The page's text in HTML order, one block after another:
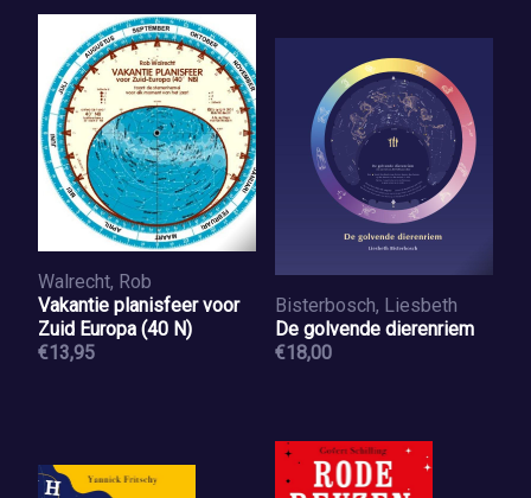
Walrecht, Rob
Vakantie planisfeer voor
Zuid Europa (40 N)
€13,95
Bisterbosch, Liesbeth
De golvende dierenriem
€18,00